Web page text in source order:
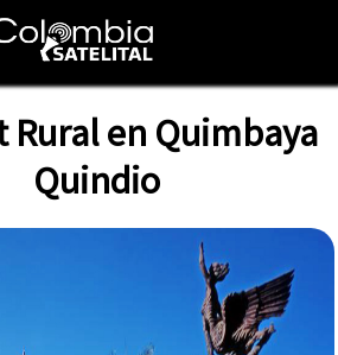
en Quimbaya
Quindio